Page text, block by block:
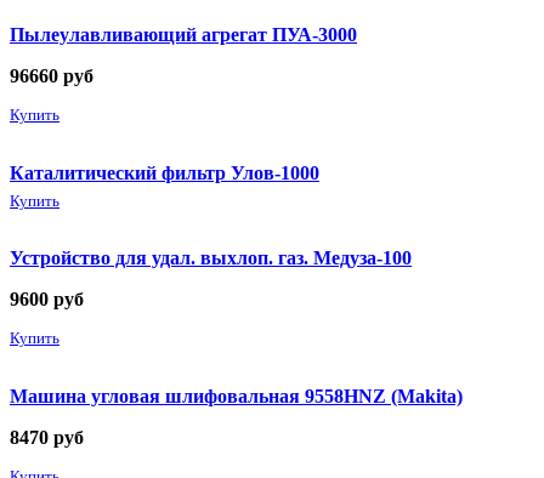
Пылеулавливающий агрегат ПУА-3000
96660 руб
Купить
Каталитический фильтр Улов-1000
Купить
Устройство для удал. выхлоп. газ. Медуза-100
9600 руб
Купить
Машина угловая шлифовальная 9558HNZ (Makita)
8470 руб